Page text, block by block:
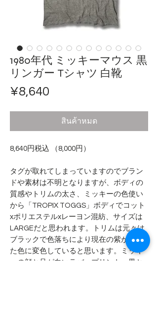
1980年代 ミッキーマウス 黒
リンガー Tシャツ 白靴
¥8,640
สินค้าหมด
8,640円税込 （8,000円）
タグが取れてしまっていますのでブラン
ドや素材は不明となりますが、ボディの
質感やトリムの太さ、ミッキーの色使い
から「TROPIX TOGGS」ボディでコット
xポリエステルxレーヨン混紡、サイズは
LARGEだと思われます。トリムは元々は
ブラックで色落ちにより現在の紫がかっ
た色に変色していると思います。ミッキ
ーの顔と足が白いラバープリント、黒と